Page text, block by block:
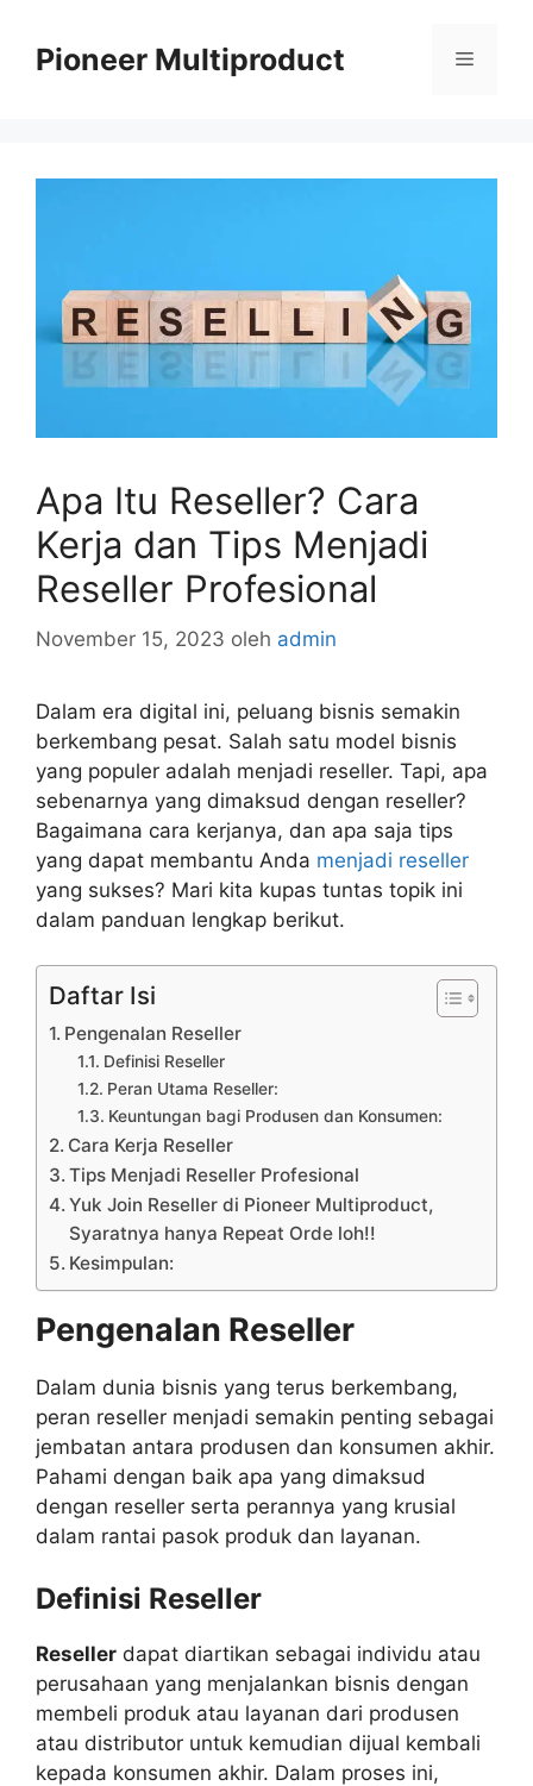
Pioneer Multiproduct Menu
Apa Itu Reseller? Cara
Kerja dan Tips Menjadi
Reseller Profesional
November 15, 2023 oleh admin
Dalam era digital ini, peluang bisnis semakin
berkembang pesat. Salah satu model bisnis
yang populer adalah menjadi reseller. Tapi, apa
sebenarnya yang dimaksud dengan reseller?
Bagaimana cara kerjanya, dan apa saja tips
yang dapat membantu Anda menjadi reseller
yang sukses? Mari kita kupas tuntas topik ini
dalam panduan lengkap berikut.
Daftar Isi
Pengenalan Reseller
Definisi Reseller
Peran Utama Reseller:
Keuntungan bagi Produsen dan Konsumen:
Cara Kerja Reseller
Tips Menjadi Reseller Profesional
Yuk Join Reseller di Pioneer Multiproduct,
Syaratnya hanya Repeat Orde loh!!
Kesimpulan:
Pengenalan Reseller
Dalam dunia bisnis yang terus berkembang,
peran reseller menjadi semakin penting sebagai
jembatan antara produsen dan konsumen akhir.
Pahami dengan baik apa yang dimaksud
dengan reseller serta perannya yang krusial
dalam rantai pasok produk dan layanan.
Definisi Reseller
Reseller dapat diartikan sebagai individu atau
perusahaan yang menjalankan bisnis dengan
membeli produk atau layanan dari produsen
atau distributor untuk kemudian dijual kembali
kepada konsumen akhir. Dalam proses ini,